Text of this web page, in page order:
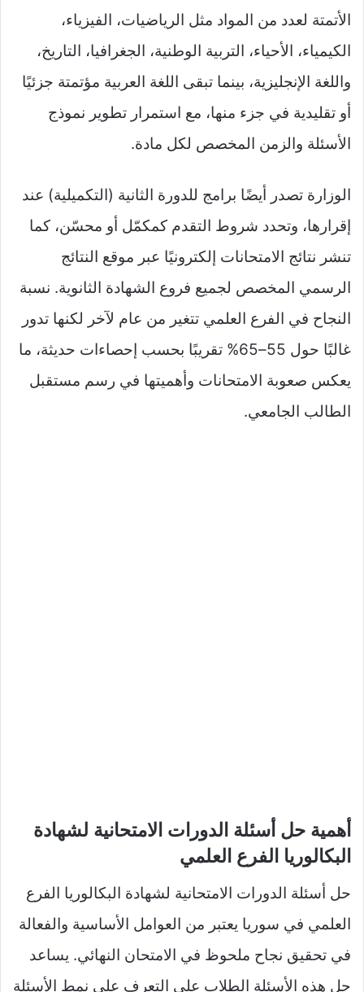
الأتمتة لعدد من المواد مثل الرياضيات، الفيزياء،
الكيمياء، الأحياء، التربية الوطنية، الجغرافيا، التاريخ،
واللغة الإنجليزية، بينما تبقى اللغة العربية مؤتمتة جزئيًا
أو تقليدية في جزء منها، مع استمرار تطوير نموذج
الأسئلة والزمن المخصص لكل مادة.​
الوزارة تصدر أيضًا برامج للدورة الثانية (التكميلية) عند
إقرارها، وتحدد شروط التقدم كمكمّل أو محسّن، كما
تنشر نتائج الامتحانات إلكترونيًا عبر موقع النتائج
الرسمي المخصص لجميع فروع الشهادة الثانوية. نسبة
النجاح في الفرع العلمي تتغير من عام لآخر لكنها تدور
غالبًا حول 55–65% تقريبًا بحسب إحصاءات حديثة، ما
يعكس صعوبة الامتحانات وأهميتها في رسم مستقبل
الطالب الجامعي.
أهمية حل أسئلة الدورات الامتحانية لشهادة
البكالوريا الفرع العلمي
حل أسئلة الدورات الامتحانية لشهادة البكالوريا الفرع
العلمي في سوريا يعتبر من العوامل الأساسية والفعالة
في تحقيق نجاح ملحوظ في الامتحان النهائي. يساعد
حل هذه الأسئلة الطلاب على التعرف على نمط الأسئلة